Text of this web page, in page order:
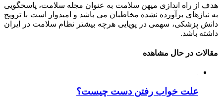
از راه اندازی میهن سلامت به عنوان مجله سلامت، پاسخگویی
نیازهای برآورده نشده مخاطبان می باشد و امیدوار است با ترویج
پزشکی، سهمی در پویایی هرچه بیشتر نظام سلامت در ایران
باشد.
در حال مشاهده
علت خواب رفتن دست چیست؟